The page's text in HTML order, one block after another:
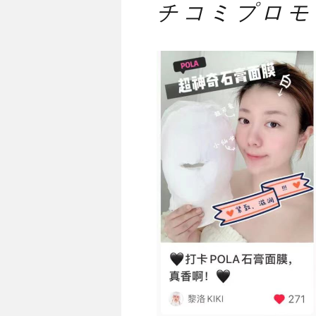
チコミプロ